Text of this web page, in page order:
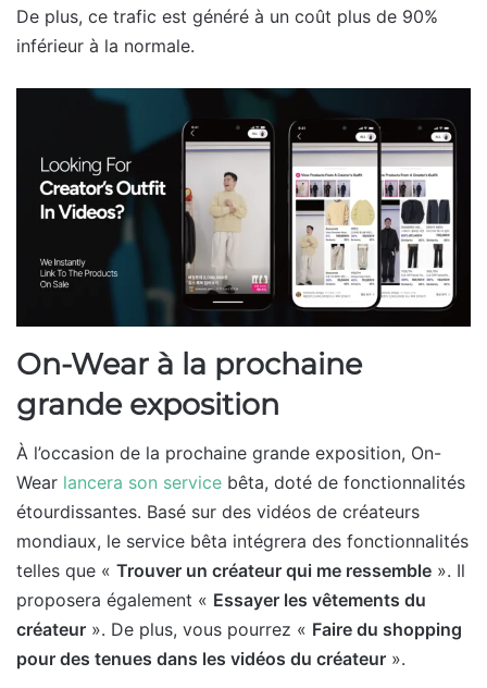
De plus, ce trafic est généré à un coût plus de 90%
inférieur à la normale.
On-Wear à la prochaine
grande exposition
À l’occasion de la prochaine grande exposition, On-
Wear lancera son service bêta, doté de fonctionnalités
étourdissantes. Basé sur des vidéos de créateurs
mondiaux, le service bêta intégrera des fonctionnalités
telles que « Trouver un créateur qui me ressemble ». Il
proposera également « Essayer les vêtements du
créateur ». De plus, vous pourrez « Faire du shopping
pour des tenues dans les vidéos du créateur ».